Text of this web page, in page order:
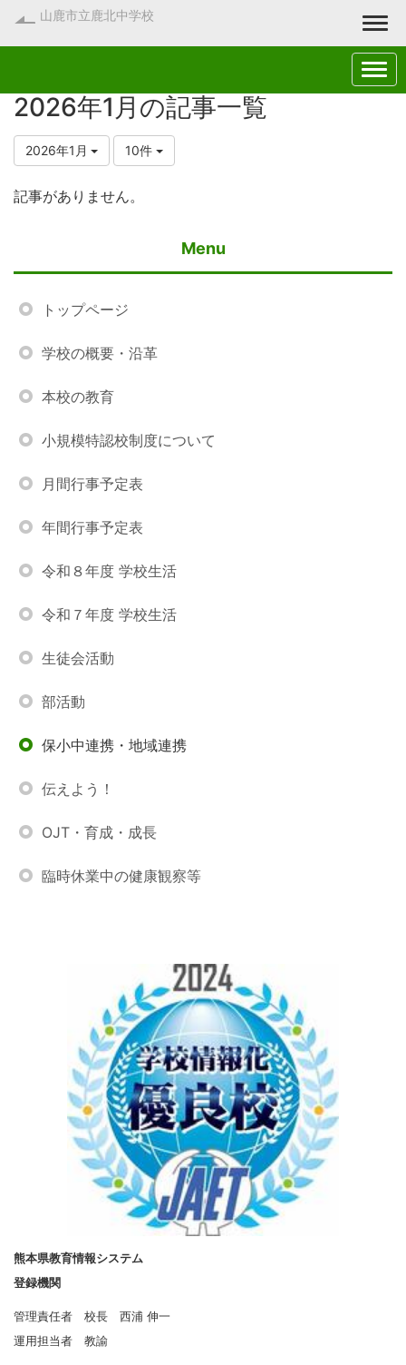
山鹿市立鹿北中学校
2026年1月の記事一覧
2026年1月 10件
記事がありません。
Menu
トップページ
学校の概要・沿革
本校の教育
小規模特認校制度について
月間行事予定表
年間行事予定表
令和８年度 学校生活
令和７年度 学校生活
生徒会活動
部活動
保小中連携・地域連携
伝えよう！
OJT・育成・成長
臨時休業中の健康観察等
熊本県教育情報システム
登録機関
管理責任者 校長 西浦 伸一
運用担当者 教諭